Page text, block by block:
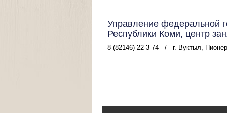
Управление федеральной
Республики Коми, центр
8 (82146) 22-3-74 / г. Вуктыл,